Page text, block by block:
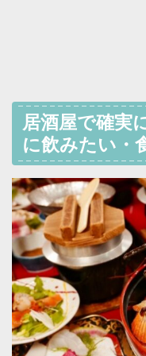
居酒屋で確実
に飲みたい・